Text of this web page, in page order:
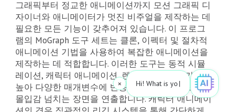
그래픽부터 정교한 애니메이션까지 모션 그래픽 디
자이너와 애니메이터가 멋진 비주얼을 제작하는 데
필요한 모든 기능이 갖추어져 있습니다. 이 프로그
램의 MoGraph 도구 세트는 클론, 이펙터 및 절차적
애니메이션 기법을 사용하여 복잡한 애니메이션을
제작하는 데 적합합니다. 이러한 도구는 동적 시뮬
레이션, 캐릭터 애니메이션, 렌더링에 활용도가 매우
높아 다양한 매개변수에 반응하는 눈길을 사로잡는
몰입감 넘치는 장면을 연출합니다. 캐릭터 애니메이
Hi! What is your request? 👀|
×